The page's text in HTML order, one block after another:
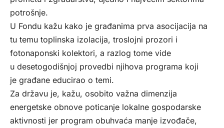
potrošnje.
U Fondu kažu kako je građanima prva asocijacija na
tu temu toplinska izolacija, troslojni prozori i
fotonaponski kolektori, a razlog tome vide
u desetogodišnjoj provedbi njihova programa koji
je građane educirao o temi.
Za državu je, kažu, osobito važna dimenzija
energetske obnove poticanje lokalne gospodarske
aktivnosti jer program obuhvaća manje izvođače,